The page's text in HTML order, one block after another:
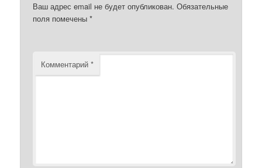
Ваш адрес email не будет опубликован. Обязательные
поля помечены*
Комментарий*